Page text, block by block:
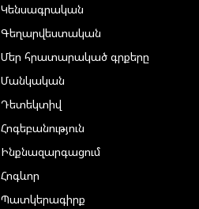
Կենսագրական
Գեղարվեստական
Մեր հրատարակած գրքերը
Մանկական
Դետեկտիվ
Հոգեբանություն
Ինքնազարգացում
Հոգևոր
Պատկերագիրք